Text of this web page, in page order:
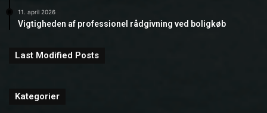
11. april 2026
Vigtigheden af professionel rådgivning ved boligkøb
Last Modified Posts
Kategorier